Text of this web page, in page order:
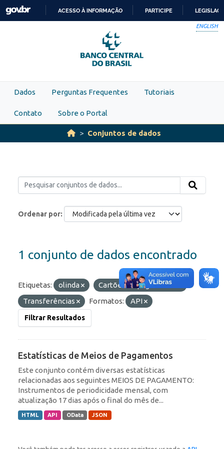
Skip to main content
PARA
O
CONTEÚDO
ACESSO À INFORMAÇÃO PARTICIPE
ENGLISH
Dados Perguntas Frequentes Tutoriais
Contato Sobre o Portal
Conjuntos de dados
Ordenar por
1 conjunto de dados encontrado
Etiquetas: olinda
Cartões de pagamento
Transferências
Formatos: API
Filtrar Resultados
Estatísticas de Meios de Pagamentos
Este conjunto contém diversas estatísticas
relacionadas aos seguintes MEIOS DE PAGAMENTO:
Instrumentos de periodicidade mensal, com
atualização 17 dias após o final do mês de...
HTML API OData JSON